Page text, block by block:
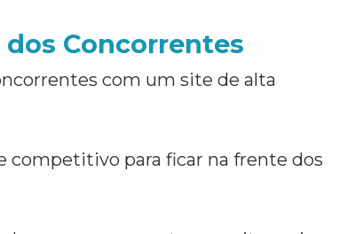
dos Concorrentes
com um site de alta
competitivo para ficar na frente dos